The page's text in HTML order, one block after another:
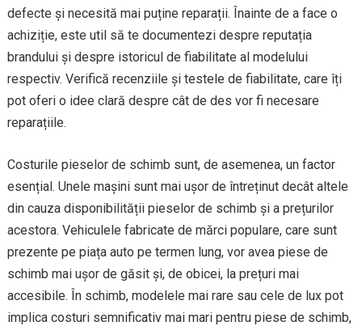
defecte și necesită mai puține reparații. Înainte de a face o
achiziție, este util să te documentezi despre reputația
brandului și despre istoricul de fiabilitate al modelului
respectiv. Verifică recenziile și testele de fiabilitate, care îți
pot oferi o idee clară despre cât de des vor fi necesare
reparațiile.
Costurile pieselor de schimb sunt, de asemenea, un factor
esențial. Unele mașini sunt mai ușor de întreținut decât altele
din cauza disponibilității pieselor de schimb și a prețurilor
acestora. Vehiculele fabricate de mărci populare, care sunt
prezente pe piața auto pe termen lung, vor avea piese de
schimb mai ușor de găsit și, de obicei, la prețuri mai
accesibile. În schimb, modelele mai rare sau cele de lux pot
implica costuri semnificativ mai mari pentru piese de schimb,